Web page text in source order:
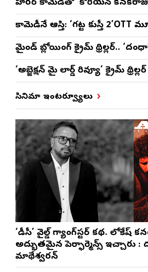
హారర్ కామెడీతో ‘కొరియన్
కామెడీనే ఆస్తి: ‘గట్ట కుస్తీ 2’OTT
మైండ్ బ్లోయింగ్ క్రైమ్ థ్రిల్లర్..
‘అబ్జెక్ష‌న్ మై లార్డ్ రివ్యూ’ క్రైమ్
సినిమా ఇంటర్వ్యూలు
‘డీసీ’ వైల్డ్ గ్యాంగ్‌స్టర్ కథ. లోకేష్
అద్భుతమైన పెర్ఫార్మెన్స్ ఇచ్చారు :
మాథేశ్వరన్